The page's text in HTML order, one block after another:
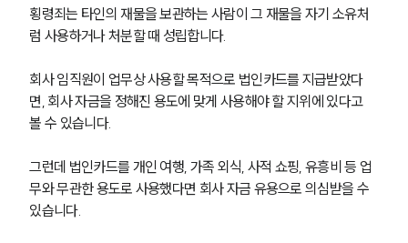
횡령죄는 타인의 재물을 보관하는 사람이 그 재물을 자기 소유처
럼 사용하거나 처분할 때 성립합니다.
회사 임직원이 업무상 사용할 목적으로 법인카드를 지급받았다
면, 회사 자금을 정해진 용도에 맞게 사용해야 할 지위에 있다고
볼 수 있습니다.
그런데 법인카드를 개인 여행, 가족 외식, 사적 쇼핑, 유흥비 등 업
무와 무관한 용도로 사용했다면 회사 자금 유용으로 의심받을 수
있습니다.